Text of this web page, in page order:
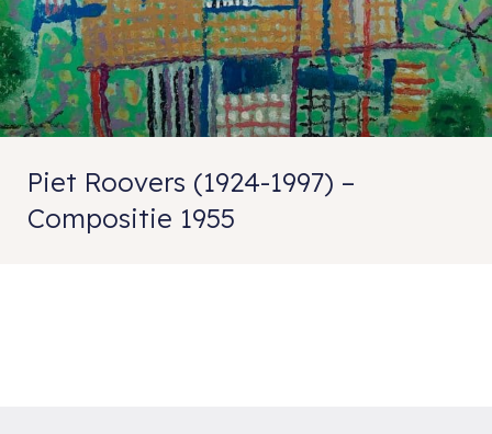
Piet Roovers (1924-1997) –
Compositie 1955